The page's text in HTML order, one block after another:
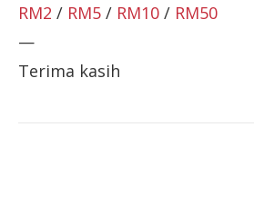
RM2 / RM5 / RM10 / RM50
—
Terima kasih